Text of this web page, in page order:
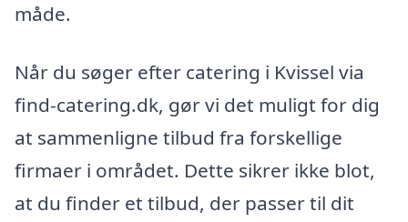
måde.
Når du søger efter catering i Kvissel via
find-catering.dk, gør vi det muligt for dig
at sammenligne tilbud fra forskellige
firmaer i området. Dette sikrer ikke blot,
at du finder et tilbud, der passer til dit